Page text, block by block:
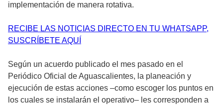
implementación de manera rotativa.
RECIBE LAS NOTICIAS DIRECTO EN TU WHATSAPP,
SUSCRÍBETE AQUÍ
Según un acuerdo publicado el mes pasado en el
Periódico Oficial de Aguascalientes, la planeación y
ejecución de estas acciones –como escoger los puntos en
los cuales se instalarán el operativo– les corresponden a